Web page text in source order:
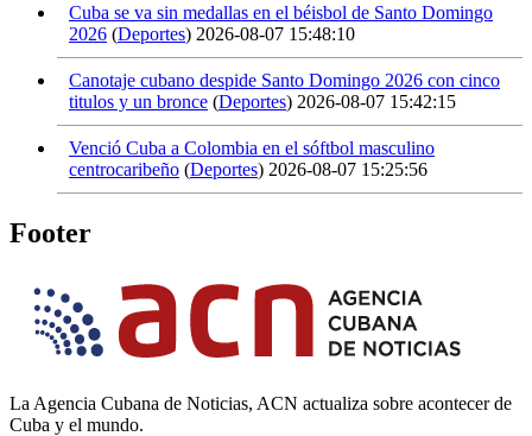
Cuba se va sin medallas en el béisbol de Santo Domingo
2026 (Deportes) 2026-08-07 15:48:10
Canotaje cubano despide Santo Domingo 2026 con cinco
titulos y un bronce (Deportes) 2026-08-07 15:42:15
Venció Cuba a Colombia en el sóftbol masculino
centrocaribeño (Deportes) 2026-08-07 15:25:56
Footer
La Agencia Cubana de Noticias, ACN actualiza sobre acontecer de
Cuba y el mundo.